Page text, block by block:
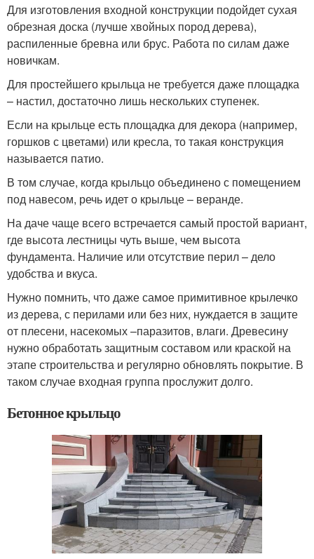
Для изготовления входной конструкции подойдет сухая
обрезная доска (лучше хвойных пород дерева),
распиленные бревна или брус. Работа по силам даже
новичкам.
Для простейшего крыльца не требуется даже площадка
– настил, достаточно лишь нескольких ступенек.
Если на крыльце есть площадка для декора (например,
горшков с цветами) или кресла, то такая конструкция
называется патио.
В том случае, когда крыльцо объединено с помещением
под навесом, речь идет о крыльце – веранде.
На даче чаще всего встречается самый простой вариант,
где высота лестницы чуть выше, чем высота
фундамента. Наличие или отсутствие перил – дело
удобства и вкуса.
Нужно помнить, что даже самое примитивное крылечко
из дерева, с перилами или без них, нуждается в защите
от плесени, насекомых –паразитов, влаги. Древесину
нужно обработать защитным составом или краской на
этапе строительства и регулярно обновлять покрытие. В
таком случае входная группа прослужит долго.
Бетонное крыльцо